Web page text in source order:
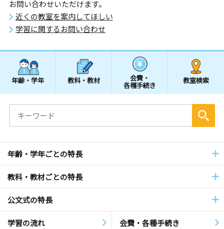
お問い合わせいただけます。
近くの教室を案内してほしい
学習に関するお問い合わせ
年齢・学年 教科・教材 会費・
各種手続き
教室検索
年齢・学年ごとの特長
教科・教材ごとの特長
公文式の特長
学習の流れ 会費・各種手続き